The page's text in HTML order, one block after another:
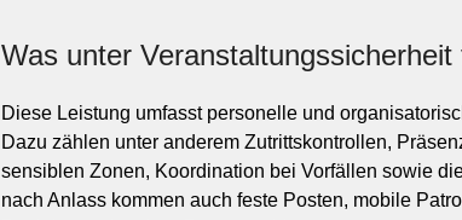
I
e
Holz
M
e
t
a
l
l
Was unter Veranstaltungssicherheit
Diese Leistung umfasst personelle und
Dazu zählen unter anderem Zutrittskontrollen,
sensiblen Zonen, Koordination bei Vorfällen sowie
nach Anlass kommen auch feste Posten, mobile